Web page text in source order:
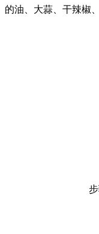
的油、大蒜、干辣椒